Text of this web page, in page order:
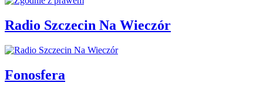
Radio Szczecin Na Wieczór
Fonosfera